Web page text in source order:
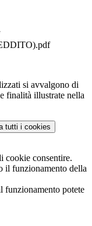
si avvalgono di
finalità illustrate nella
tutti i cookies
cookie consentire.
il funzionamento della
funzionamento potete